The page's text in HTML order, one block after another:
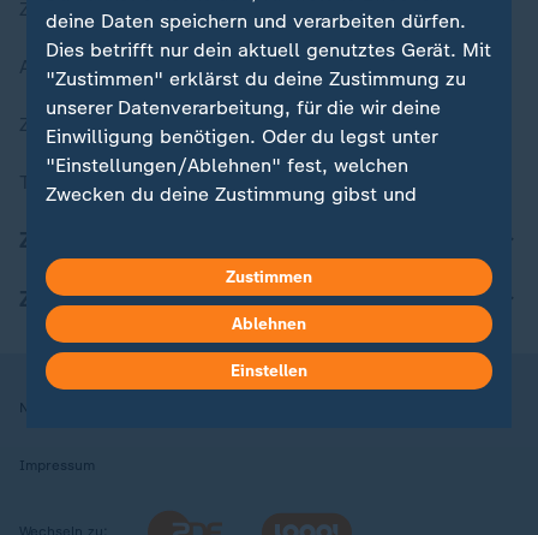
Zuletzt veröffentlicht
Aktuelle Sendungs-Videos
ZDFheute Stories
Themen im Überblick
ZDFheute Apps
Nutzungsbedingungen
Impressum
Wechseln zu:
deine Daten speichern und verarbeiten dürfen.
Dies betrifft nur dein aktuell genutztes Gerät. Mit
"Zustimmen" erklärst du deine Zustimmung zu
unserer Datenverarbeitung, für die wir deine
Einwilligung benötigen. Oder du legst unter
"Einstellungen/Ablehnen" fest, welchen
Zwecken du deine Zustimmung gibst und
in deinen Einstellungen widerrufen oder ändern.
Hier findest du das Impressum.
Weitere Informationen findest du in unserer
Datenschutzerklärung.
Zustimmen
Ablehnen
Einstellen